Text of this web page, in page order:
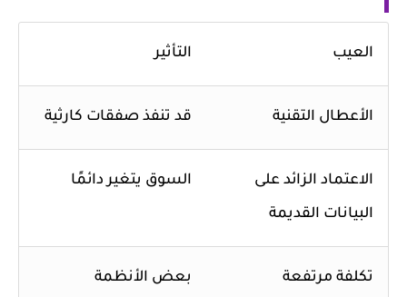
العيب التأثير
الأعطال التقنية قد تنفذ صفقات كارثية
الاعتماد الزائد على
البيانات القديمة
السوق يتغير دائمًا
تكلفة مرتفعة بعض الأنظمة